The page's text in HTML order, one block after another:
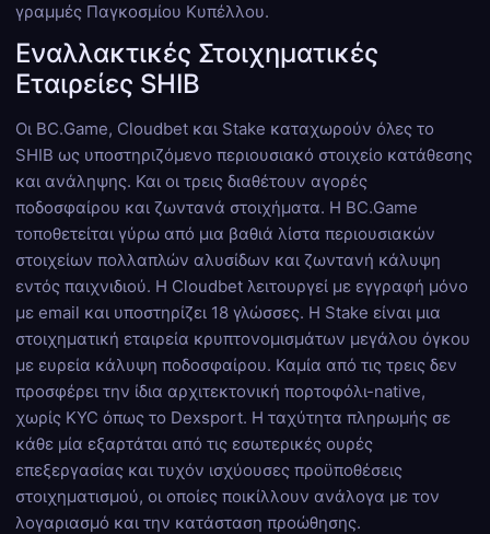
γραμμές Παγκοσμίου Κυπέλλου.
Εναλλακτικές Στοιχηματικές
Εταιρείες SHIB
Οι BC.Game, Cloudbet και Stake καταχωρούν όλες το
SHIB ως υποστηριζόμενο περιουσιακό στοιχείο κατάθεσης
και ανάληψης. Και οι τρεις διαθέτουν αγορές
ποδοσφαίρου και ζωντανά στοιχήματα. Η BC.Game
τοποθετείται γύρω από μια βαθιά λίστα περιουσιακών
στοιχείων πολλαπλών αλυσίδων και ζωντανή κάλυψη
εντός παιχνιδιού. Η Cloudbet λειτουργεί με εγγραφή μόνο
με email και υποστηρίζει 18 γλώσσες. Η Stake είναι μια
στοιχηματική εταιρεία κρυπτονομισμάτων μεγάλου όγκου
με ευρεία κάλυψη ποδοσφαίρου. Καμία από τις τρεις δεν
προσφέρει την ίδια αρχιτεκτονική πορτοφόλι-native,
χωρίς KYC όπως το Dexsport. Η ταχύτητα πληρωμής σε
κάθε μία εξαρτάται από τις εσωτερικές ουρές
επεξεργασίας και τυχόν ισχύουσες προϋποθέσεις
στοιχηματισμού, οι οποίες ποικίλλουν ανάλογα με τον
λογαριασμό και την κατάσταση προώθησης.